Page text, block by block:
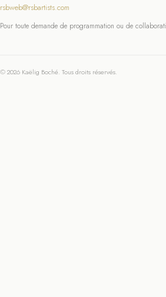
rsbweb@rsbartists.com
Pour toute demande de programmation ou de
© 2026 Kaëlig Boché. Tous droits réservés.